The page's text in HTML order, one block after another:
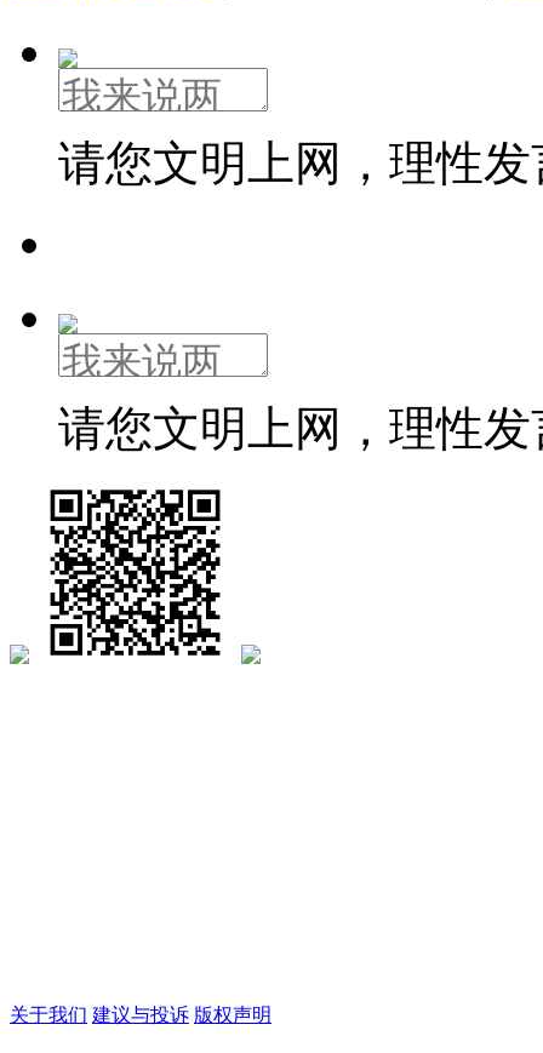
请您文明上网，理性
请您文明上网，理性
关于我们 建议与投诉 版权声明